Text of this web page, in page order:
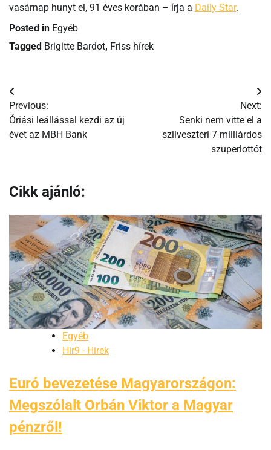
vasárnap hunyt el, 91 éves korában – írja a Daily Star.
Posted in Egyéb
Tagged Brigitte Bardot, Friss hírek
Bejegyzés
navigáció
Previous:
Óriási leállással kezdi az új
évet az MBH Bank
Next:
Senki nem vitte el a
szilveszteri 7 milliárdos
szuperlottót
Cikk ajánló:
Egyéb
Hir9 - Hirek
Euró bevezetése Magyarországon:
Megszólalt Orbán Viktor a Magyar
pénzről!